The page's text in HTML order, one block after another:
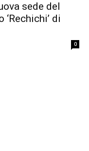
sede del
di
0